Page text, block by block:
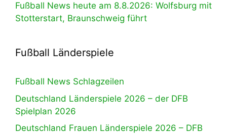
Fußball News heute am 8.8.2026: Wolfsburg mit
Stotterstart, Braunschweig führt
Fußball Länderspiele
Fußball News Schlagzeilen
Deutschland Länderspiele 2026 – der DFB
Spielplan 2026
Deutschland Frauen Länderspiele 2026 – DFB